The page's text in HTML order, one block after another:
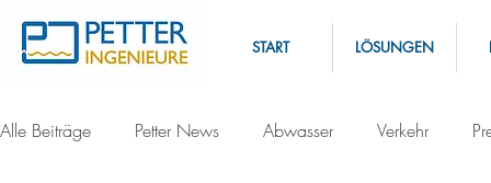
START LÖSUNGEN
Alle Beiträge Petter News Abwasser Verkehr